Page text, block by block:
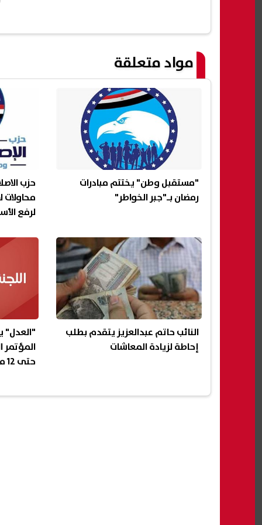
مواد متعلقة
"مستقبل وطن" يختتم مبادرات
رمضان بـ"جبر الخواطر"
حزب
محاولات
لرفع
النائب حاتم عبدالعزيز يتقدم بطلب
إحاطة لزيادة المعاشات
"العدل"
المؤتمر
حتى 12 مارس